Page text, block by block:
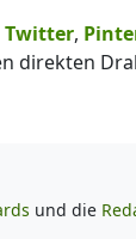
Twitter,
direkten
und die